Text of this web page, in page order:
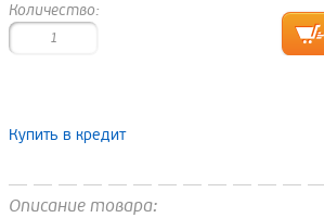
Количество:
Купить в кредит
Описание товара: